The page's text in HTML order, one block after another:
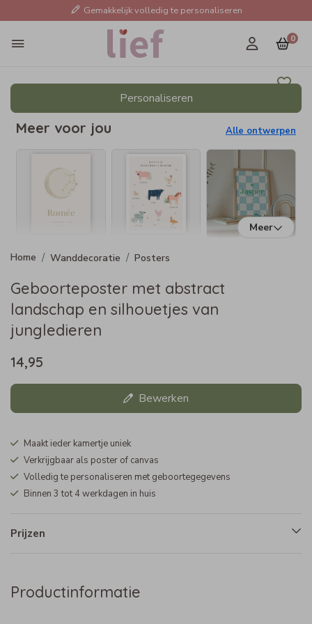
Gemakkelijk volledig te personaliseren
0
Personaliseren
Meer voor jou Alle ontwerpen
Meer
Wanddecoratie Posters
Geboorteposter met abstract
landschap en silhouetjes van
jungledieren
14,95
Bewerken
Maakt ieder kamertje uniek
Verkrijgbaar als poster of canvas
Volledig te personaliseren met geboortegegevens
Binnen 3 tot 4 werkdagen in huis
Prijzen
Productinformatie